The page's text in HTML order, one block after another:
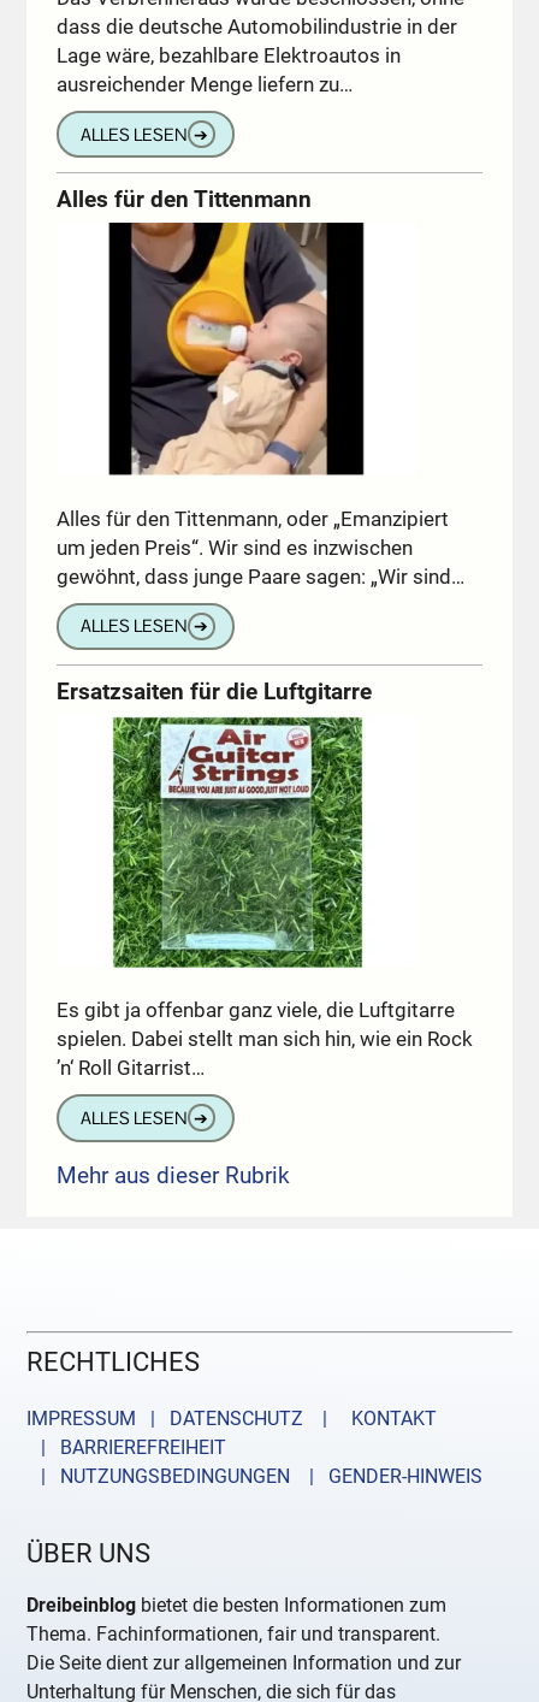
dass die deutsche Automobilindustrie in der
Lage wäre, bezahlbare Elektroautos in
ausreichender Menge liefern zu…
ALLES LESEN ➔
Alles für den Tittenmann
Alles für den Tittenmann, oder „Emanzipiert
um jeden Preis“. Wir sind es inzwischen
gewöhnt, dass junge Paare sagen: „Wir sind…
ALLES LESEN ➔
Ersatzsaiten für die Luftgitarre
Es gibt ja offenbar ganz viele, die Luftgitarre
spielen. Dabei stellt man sich hin, wie ein Rock
’n‘ Roll Gitarrist…
ALLES LESEN ➔
Mehr aus dieser Rubrik
RECHTLICHES
IMPRESSUM | DATENSCHUTZ |
KONTAKT
| BARRIEREFREIHEIT
| NUTZUNGSBEDINGUNGEN
| GENDER-HINWEIS
ÜBER UNS
Dreibeinblog bietet die besten Informationen zum
Thema. Fachinformationen, fair und transparent.
Die Seite dient zur allgemeinen Information und zur
Unterhaltung für Menschen, die sich für das